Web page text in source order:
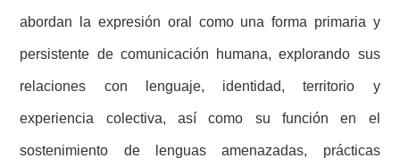
abordan la expresión oral como una forma primaria y
persistente de comunicación humana, explorando sus
relaciones con lenguaje, identidad, territorio y
experiencia colectiva, así como su función en el
sostenimiento de lenguas amenazadas, prácticas